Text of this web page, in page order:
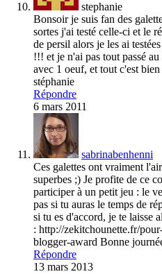
stephanie
Bonsoir je suis fan des
sortes j'ai testé celle-ci et le
de persil alors je les ai
!!! et je n'ai pas tout passé
avec 1 oeuf, et tout c'est
stéphanie
Répondre
6 mars 2011
sabrinabenhenni
Ces galettes ont vraiment
superbes ;) Je profite de ce
participer à un petit jeu : le
pas si tu auras le temps de
si tu es d'accord, je te laisse
: http://zekitchounette.fr/
blogger-award Bonne
Répondre
13 mars 2013